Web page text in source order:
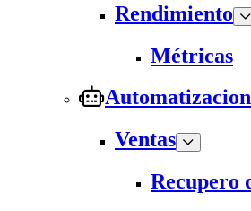
Rendimiento
Métricas
Ventas
Recupero